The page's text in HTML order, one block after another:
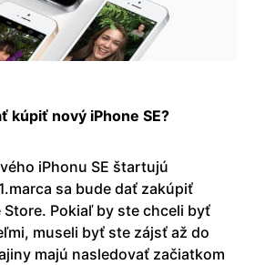
kúpiť nový iPhone SE?
iPhonu SE štartujú
sa bude dať zakúpiť
Pokiaľ by ste chceli byť
museli byť ste zájsť až do
majú nasledovať začiatkom